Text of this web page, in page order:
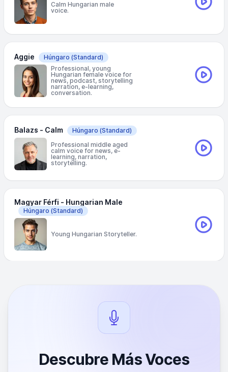
Calm Hungarian male
voice.
Aggie Húngaro (Standard)
Professional, young
Hungarian female voice for
news, podcast, storytelling
narration, e-learning,
conversation.
Balazs - Calm Húngaro (Standard)
Professional middle aged
calm voice for news, e-
learning, narration,
storytelling.
Magyar Férfi - Hungarian Male
Húngaro (Standard)
Young Hungarian Storyteller.
Descubre Más Voces